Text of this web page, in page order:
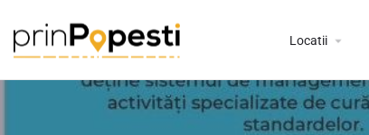
Locatii